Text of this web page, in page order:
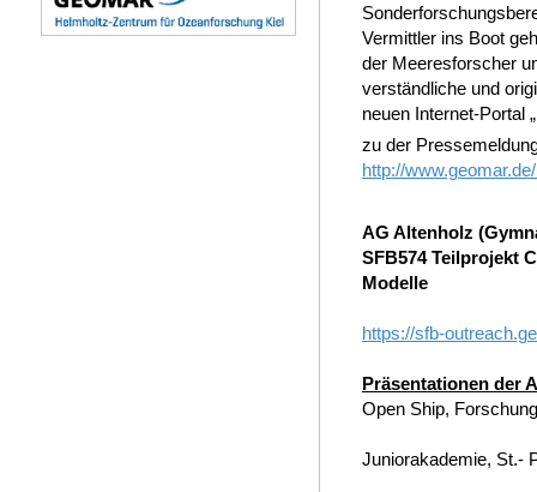
Vermittler ins Boot
der Meeresforscher
verständliche und
neuen Internet-Portal
zu der
http://
AG Altenholz
SFB574 Teilprojekt
Modelle
https://sfb-
Präsentationen der
Open Ship,
Juniorakademie, St.-